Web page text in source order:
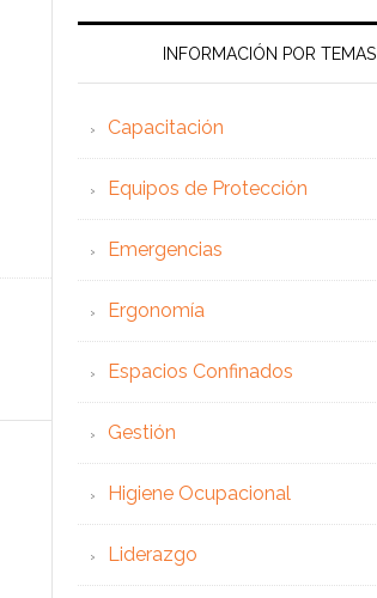
web
INFORMACIÓN POR TEMAS
Capacitación
Equipos de Protección
Emergencias
Ergonomía
Espacios Confinados
Gestión
Higiene Ocupacional
Liderazgo